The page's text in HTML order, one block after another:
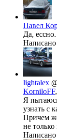
Павел
Да, ессно.
Написано
lightalex
KorniloFF
Я
узнать с
Причем
не только
Написано